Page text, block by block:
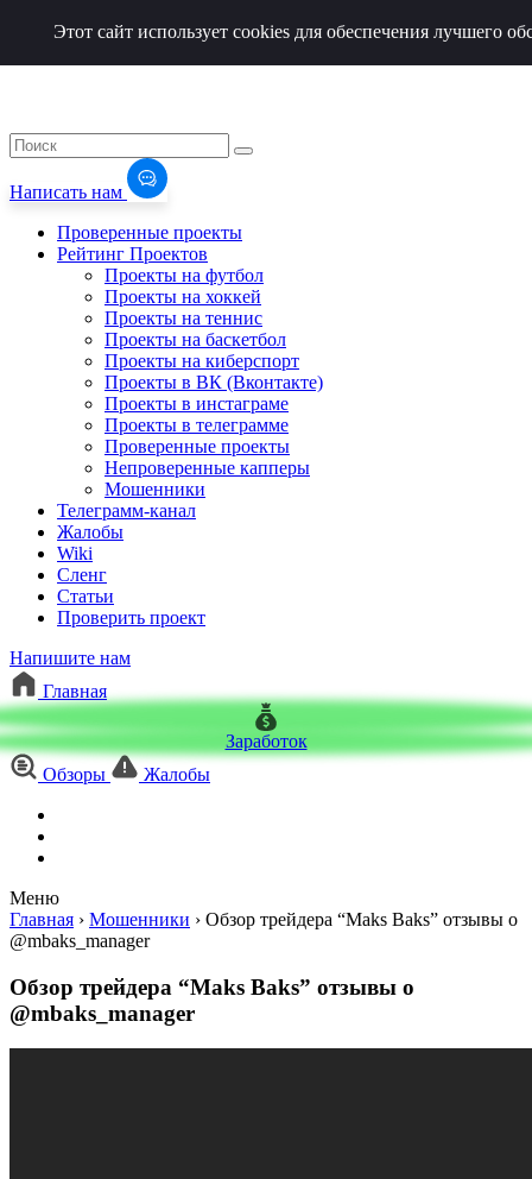
Написать нам
Проверенные проекты
Рейтинг Проектов
Проекты на футбол
Проекты на хоккей
Проекты на теннис
Проекты на баскетбол
Проекты на киберспорт
Проекты в ВК (Вконтакте)
Проекты в инстаграме
Проекты в телеграмме
Проверенные проекты
Непроверенные капперы
Мошенники
Телеграмм-канал
Жалобы
Wiki
Сленг
Статьи
Проверить проект
Напишите нам
Главная
Заработок
Обзоры
Жалобы
Меню
Этот сайт использует cookies для обеспечения лучшего
Главная › Мошенники › Обзор трейдера “Maks Baks” отзывы о
@mbaks_manager
Обзор трейдера “Maks Baks” отзывы о
@mbaks_manager